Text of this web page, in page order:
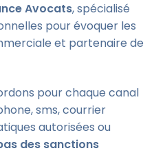
Avocats, spécialisé
pour évoquer les
et partenaire de
pour chaque canal
sms, courrier
autorisées ou
des sanctions